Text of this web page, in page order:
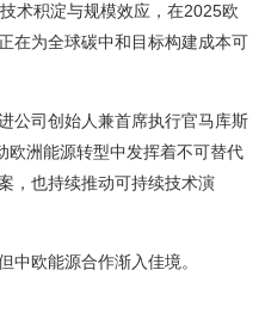
术积淀与规模效应，在2025欧
在为全球碳中和目标构建成本可
司创始人兼首席执行官马库斯
欧洲能源转型中发挥着不可替代
，也持续推动可持续技术演
欧能源合作渐入佳境。